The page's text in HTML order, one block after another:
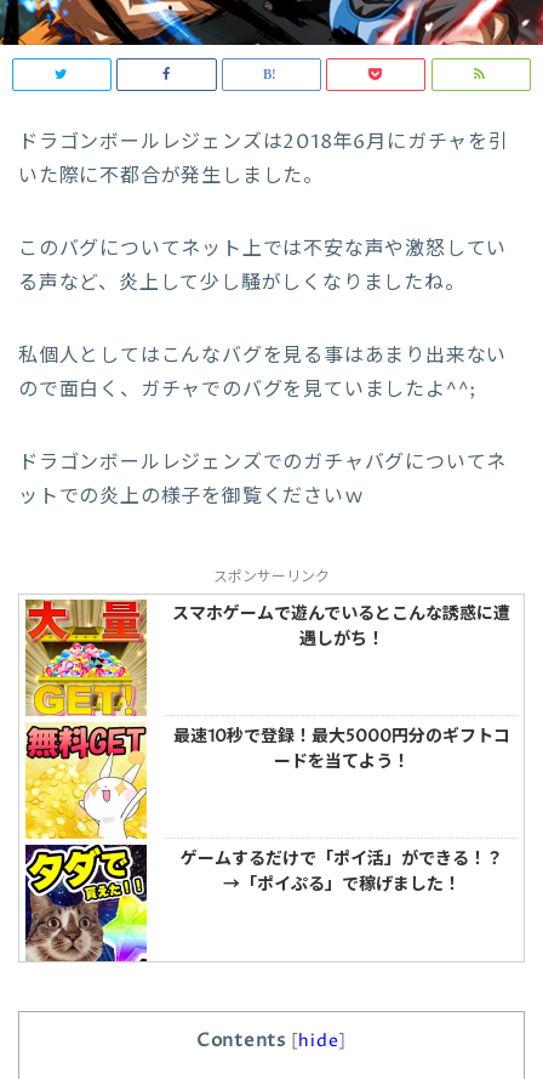
ドラゴンボールレジェンズは2018年6月にガチャを引
いた際に不都合が発生しました。
このバグについてネット上では不安な声や激怒してい
る声など、炎上して少し騒がしくなりましたね。
私個人としてはこんなバグを見る事はあまり出来ない
ので面白く、ガチャでのバグを見ていましたよ^^;
ドラゴンボールレジェンズでのガチャバグについてネ
ットでの炎上の様子を御覧くださいｗ
スポンサーリンク
スマホゲームで遊んでいるとこんな誘惑に遭
遇しがち！
最速10秒で登録！最大5000円分のギフトコ
ードを当てよう！
ゲームするだけで「ポイ活」ができる！？
→「ポイぷる」で稼げました！
Contents [hide]